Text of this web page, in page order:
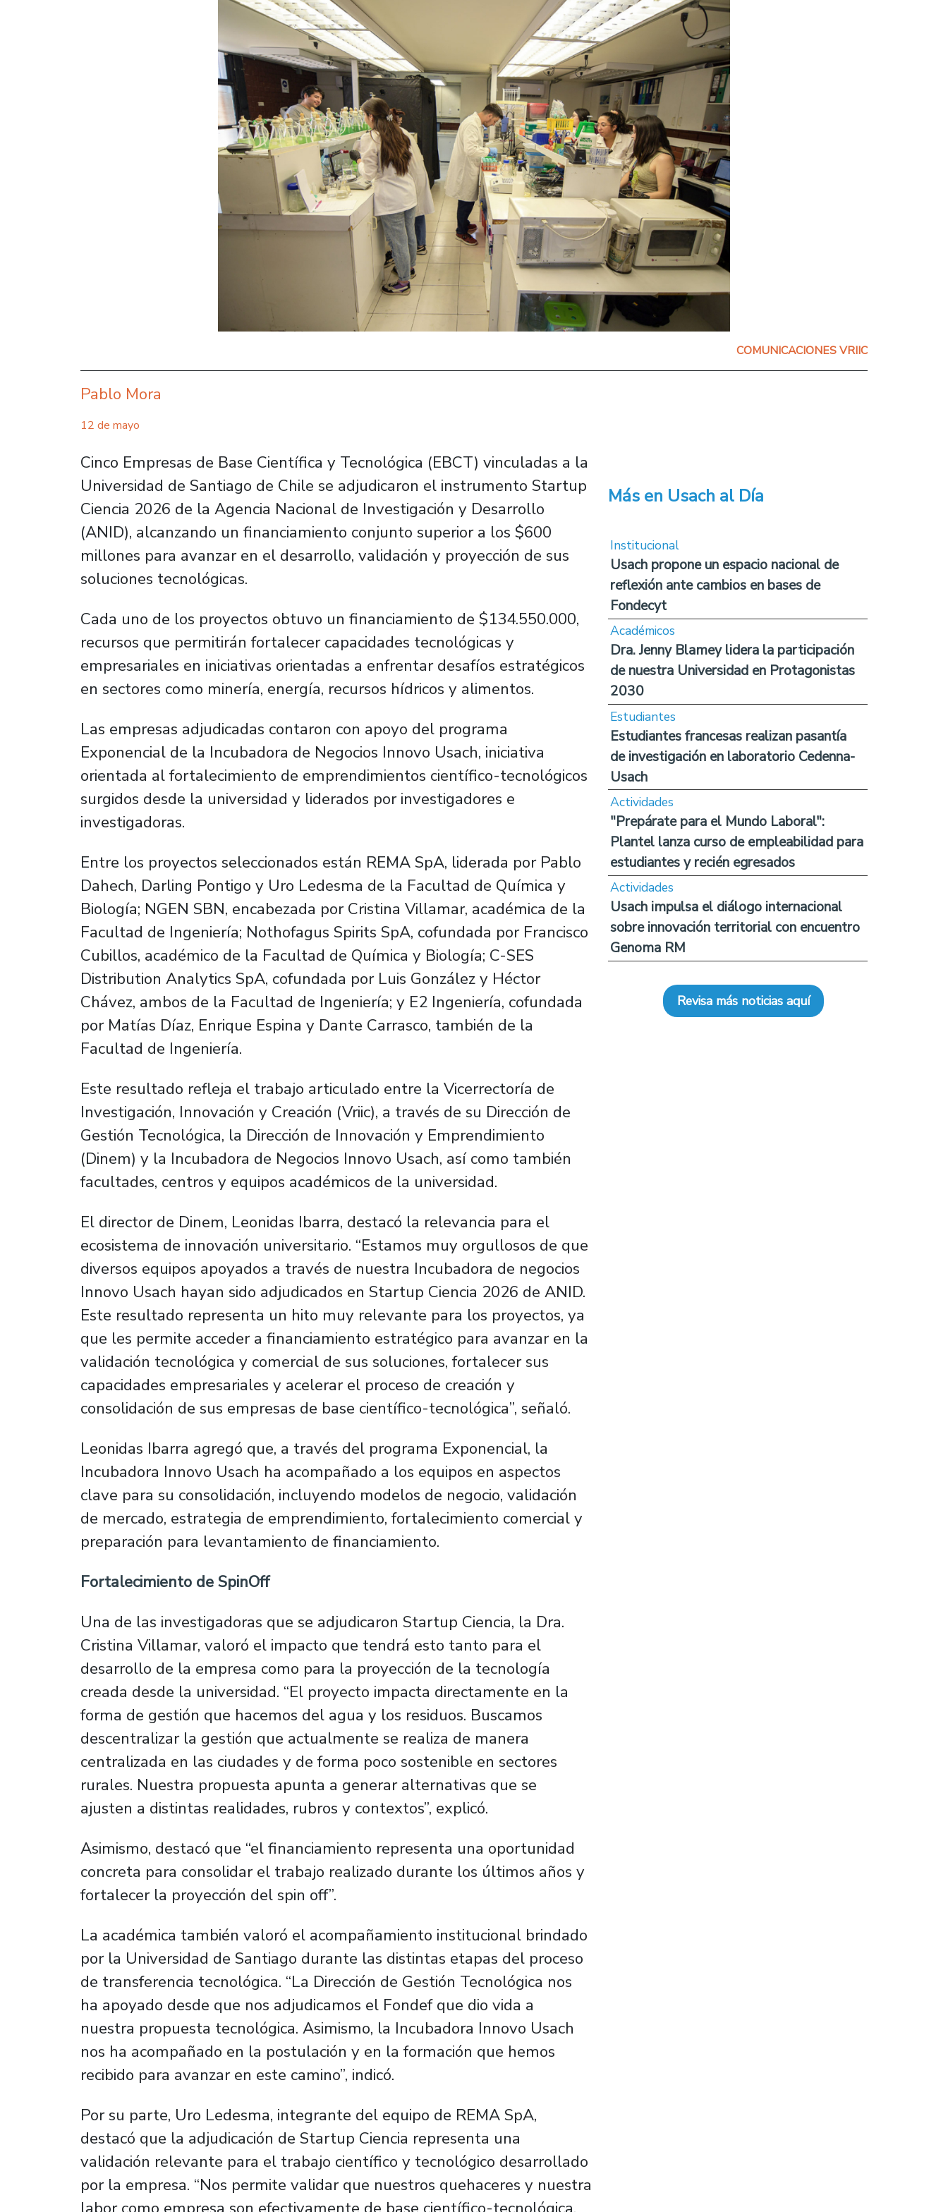
COMUNICACIONES VRIIC
Pablo Mora
12 de mayo
Cinco Empresas de Base Científica y Tecnológica (EBCT) vinculadas a la
Universidad de Santiago de Chile se adjudicaron el instrumento Startup
Ciencia 2026 de la Agencia Nacional de Investigación y Desarrollo
(ANID), alcanzando un financiamiento conjunto superior a los $600
millones para avanzar en el desarrollo, validación y proyección de sus
soluciones tecnológicas.
Cada uno de los proyectos obtuvo un financiamiento de $134.550.000,
recursos que permitirán fortalecer capacidades tecnológicas y
empresariales en iniciativas orientadas a enfrentar desafíos estratégicos
en sectores como minería, energía, recursos hídricos y alimentos.
Las empresas adjudicadas contaron con apoyo del programa
Exponencial de la Incubadora de Negocios Innovo Usach, iniciativa
orientada al fortalecimiento de emprendimientos científico-tecnológicos
surgidos desde la universidad y liderados por investigadores e
investigadoras.
Entre los proyectos seleccionados están REMA SpA, liderada por Pablo
Dahech, Darling Pontigo y Uro Ledesma de la Facultad de Química y
Biología; NGEN SBN, encabezada por Cristina Villamar, académica de la
Facultad de Ingeniería; Nothofagus Spirits SpA, cofundada por Francisco
Cubillos, académico de la Facultad de Química y Biología; C-SES
Distribution Analytics SpA, cofundada por Luis González y Héctor
Chávez, ambos de la Facultad de Ingeniería; y E2 Ingeniería, cofundada
por Matías Díaz, Enrique Espina y Dante Carrasco, también de la
Facultad de Ingeniería.
Este resultado refleja el trabajo articulado entre la Vicerrectoría de
Investigación, Innovación y Creación (Vriic), a través de su Dirección de
Gestión Tecnológica, la Dirección de Innovación y Emprendimiento
(Dinem) y la Incubadora de Negocios Innovo Usach, así como también
facultades, centros y equipos académicos de la universidad.
El director de Dinem, Leonidas Ibarra, destacó la relevancia para el
ecosistema de innovación universitario. “Estamos muy orgullosos de que
diversos equipos apoyados a través de nuestra Incubadora de negocios
Innovo Usach hayan sido adjudicados en Startup Ciencia 2026 de ANID.
Este resultado representa un hito muy relevante para los proyectos, ya
que les permite acceder a financiamiento estratégico para avanzar en la
validación tecnológica y comercial de sus soluciones, fortalecer sus
capacidades empresariales y acelerar el proceso de creación y
consolidación de sus empresas de base científico-tecnológica”, señaló.
Leonidas Ibarra agregó que, a través del programa Exponencial, la
Incubadora Innovo Usach ha acompañado a los equipos en aspectos
clave para su consolidación, incluyendo modelos de negocio, validación
de mercado, estrategia de emprendimiento, fortalecimiento comercial y
preparación para levantamiento de financiamiento.
Fortalecimiento de SpinOff
Una de las investigadoras que se adjudicaron Startup Ciencia, la Dra.
Cristina Villamar, valoró el impacto que tendrá esto tanto para el
desarrollo de la empresa como para la proyección de la tecnología
creada desde la universidad. “El proyecto impacta directamente en la
forma de gestión que hacemos del agua y los residuos. Buscamos
descentralizar la gestión que actualmente se realiza de manera
centralizada en las ciudades y de forma poco sostenible en sectores
rurales. Nuestra propuesta apunta a generar alternativas que se
ajusten a distintas realidades, rubros y contextos”, explicó.
Asimismo, destacó que “el financiamiento representa una oportunidad
concreta para consolidar el trabajo realizado durante los últimos años y
fortalecer la proyección del spin off”.
La académica también valoró el acompañamiento institucional brindado
por la Universidad de Santiago durante las distintas etapas del proceso
de transferencia tecnológica. “La Dirección de Gestión Tecnológica nos
ha apoyado desde que nos adjudicamos el Fondef que dio vida a
nuestra propuesta tecnológica. Asimismo, la Incubadora Innovo Usach
nos ha acompañado en la postulación y en la formación que hemos
recibido para avanzar en este camino”, indicó.
Por su parte, Uro Ledesma, integrante del equipo de REMA SpA,
destacó que la adjudicación de Startup Ciencia representa una
validación relevante para el trabajo científico y tecnológico desarrollado
por la empresa. “Nos permite validar que nuestros quehaceres y nuestra
Más en Usach al Día
Institucional
Usach propone un espacio nacional de
reflexión ante cambios en bases de
Fondecyt
Académicos
Dra. Jenny Blamey lidera la participación
de nuestra Universidad en Protagonistas
2030
Estudiantes
Estudiantes francesas realizan pasantía
de investigación en laboratorio Cedenna-
Usach
Actividades
"Prepárate para el Mundo Laboral":
Plantel lanza curso de empleabilidad para
estudiantes y recién egresados
Actividades
Usach impulsa el diálogo internacional
sobre innovación territorial con encuentro
Genoma RM
Revisa más noticias aquí